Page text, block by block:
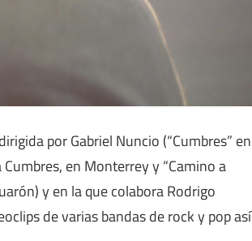
por Gabriel Nuncio (“Cumbres” en
en Monterrey y “Camino a
y en la que colabora Rodrigo
de varias bandas de rock y pop así